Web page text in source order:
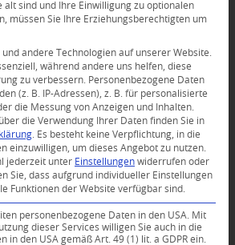
0
KOMMENTARE
Ihren Kommentar!
alt sind und Ihre Einwilligung zu optionalen
müssen Sie Ihre Erziehungsberechtigten um
andere Technologien auf unserer Website.
während andere uns helfen, diese
zu verbessern.
Personenbezogene Daten
(z. B. IP-Adressen), z. B. für personalisierte
die Messung von Anzeigen und Inhalten.
die Verwendung Ihrer Daten finden Sie in
Es besteht keine Verpflichtung, in die
einzuwilligen, um dieses Angebot zu nutzen.
jederzeit unter Einstellungen widerrufen oder
Sie, dass aufgrund individueller Einstellungen
Funktionen der Website verfügbar sind.
personenbezogene Daten in den USA. Mit
dieser Services willigen Sie auch in die
in den USA gemäß Art. 49 (1) lit. a GDPR ein.